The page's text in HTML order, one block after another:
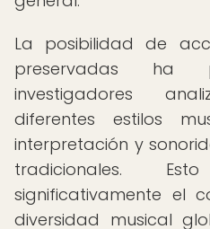
La posibilidad de
preservadas
investigadores
diferentes estilos
interpretación y
tradicionales.
significativamente el
diversidad musical